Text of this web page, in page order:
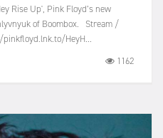
Rise Up', Pink Floyd’s new
of Boombox. Stream /
HeyH...
1162